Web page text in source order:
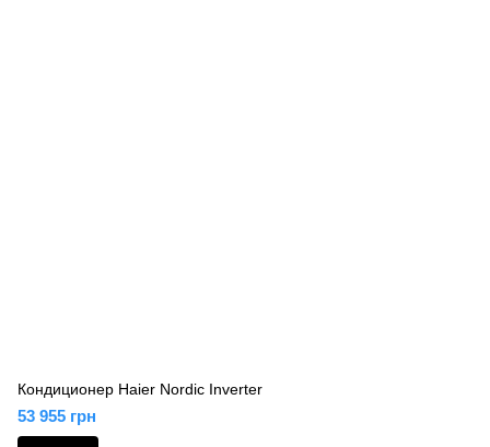
Кондиционер Haier Nordic Inverter
53 955 грн